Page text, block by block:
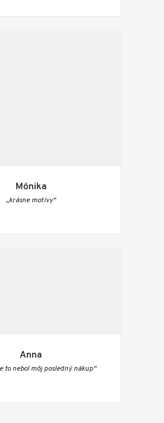
Mónika
„krásne motívy“
Anna
to nebol môj posledný nákup“